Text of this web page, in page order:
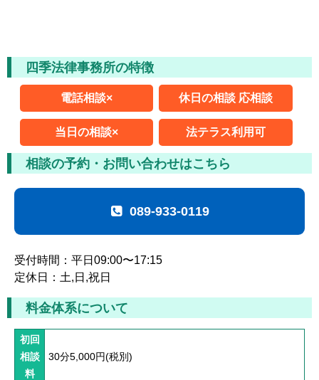
四季法律事務所の特徴
電話相談× 休日の相談 応相談
当日の相談× 法テラス利用可
相談の予約・お問い合わせはこちら
089-933-0119
受付時間：平日09:00〜17:15
定休日：土,日,祝日
料金体系について
初回
相談
料
30分5,000円(税別)
ムチ打ちの体験談
捻挫の体験談
打撲の体験談
骨折の体験談
弁護士を探す
弁護士に相談[無料]